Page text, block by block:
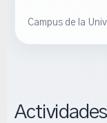
Campus de la